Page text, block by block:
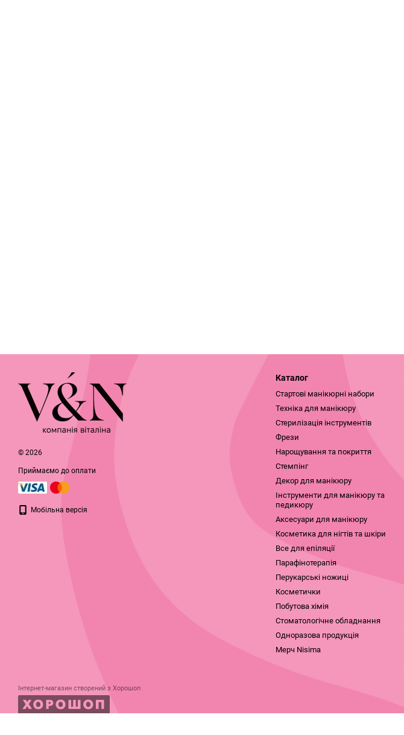
© 2026
Приймаємо до оплати
Мобільна версія
Інтернет-магазин створений з Хорошоп
Каталог
Стартові манікюрні набори
Техніка для манікюру
Стерилізація інструментів
Фрези
Нарощування та покриття
Стемпінг
Декор для манікюру
Інструменти для манікюру та
педикюру
Аксесуари для манікюру
Косметика для нігтів та шкіри
Все для епіляції
Парафінотерапія
Перукарські ножиці
Косметички
Побутова хімія
Стоматологічне обладнання
Одноразова продукція
Мерч Nisima